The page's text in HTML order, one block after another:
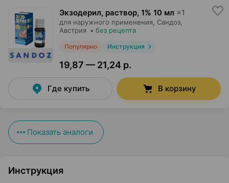
Экзодерил, раствор, 1% 10 мл ×1
для наружного применения, Сандоз
Австрия • без рецепта
Популярно Инструкция
19,87 — 21,24 р.
Где купить В корзину
Показать аналоги
Инструкция